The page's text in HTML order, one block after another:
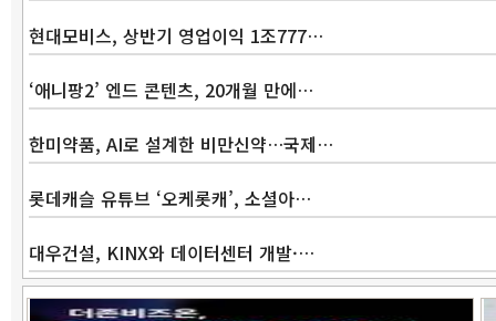
현대모비스, 상반기 영업이익 1조777…
‘애니팡2’ 엔드 콘텐츠, 20개월 만에…
한미약품, AI로 설계한 비만신약…국제…
롯데캐슬 유튜브 ‘오케롯캐’, 소셜아…
대우건설, KINX와 데이터센터 개발·…